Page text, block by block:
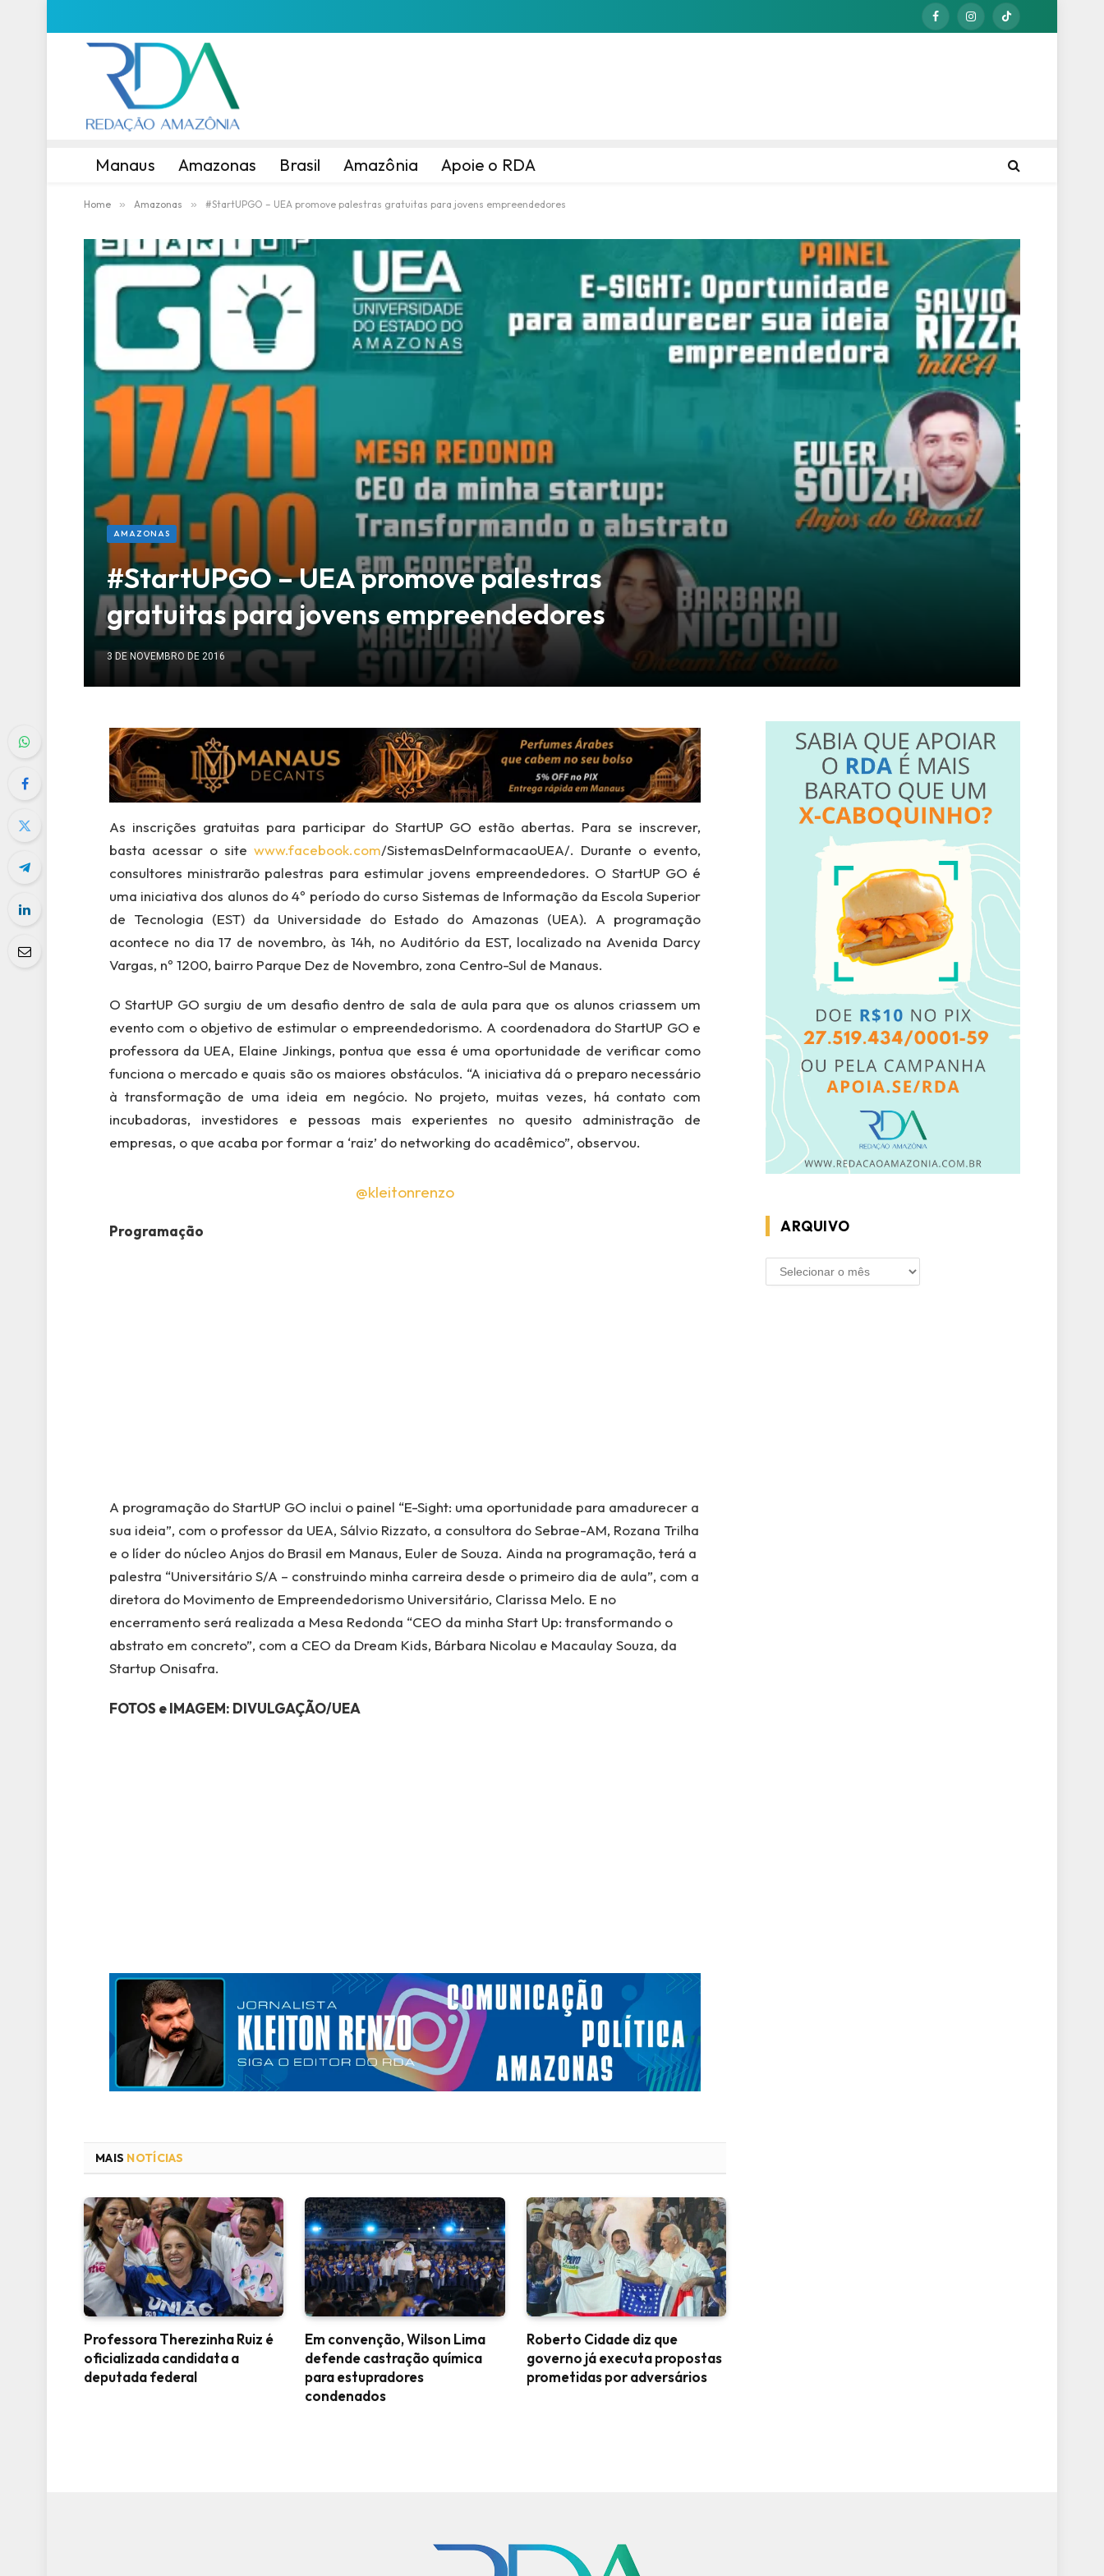
FacebookInstagramTikTok
Manaus Amazonas Brasil Amazônia Apoie o RDA
Home » Amazonas » #StartUPGO – UEA promove palestras gratuitas para jovens empreendedores
AMAZONAS
#StartUPGO – UEA promove palestras
gratuitas para jovens empreendedores
3 DE NOVEMBRO DE 2016
As inscrições gratuitas para participar do StartUP GO estão abertas. Para se inscrever,
basta acessar o sitewww.facebook.com/SistemasDeInformacaoUEA/. Durante o evento,
consultores ministrarão palestras para estimular jovens empreendedores. O StartUP GO é
uma iniciativa dos alunos do 4º período do curso Sistemas de Informação da Escola Superior
de Tecnologia (EST) da Universidade do Estado do Amazonas (UEA). A programação
acontece no dia 17 de novembro, às 14h, no Auditório da EST, localizado na Avenida Darcy
Vargas, nº 1200, bairro Parque Dez de Novembro, zona Centro-Sul de Manaus.
O StartUP GO surgiu de um desafio dentro de sala de aula para que os alunos criassem um
evento com o objetivo de estimular o empreendedorismo. A coordenadora do StartUP GO e
professora da UEA, Elaine Jinkings, pontua que essa é uma oportunidade de verificar como
funciona o mercado e quais são os maiores obstáculos. “A iniciativa dá o preparo necessário
à transformação de uma ideia em negócio. No projeto, muitas vezes, há contato com
incubadoras, investidores e pessoas mais experientes no quesito administração de
empresas, o que acaba por formar a ‘raiz’ do networking do acadêmico”, observou.
@kleitonrenzo
Programação
A programação do StartUP GO inclui o painel “E-Sight: uma oportunidade para amadurecer a
sua ideia”, com o professor da UEA, Sálvio Rizzato, a consultora do Sebrae-AM, Rozana Trilha
e o líder do núcleo Anjos do Brasil em Manaus, Euler de Souza. Ainda na programação, terá a
palestra “Universitário S/A – construindo minha carreira desde o primeiro dia de aula”, com a
diretora do Movimento de Empreendedorismo Universitário, Clarissa Melo. E no
encerramento será realizada a Mesa Redonda “CEO da minha Start Up: transformando o
abstrato em concreto”, com a CEO da Dream Kids, Bárbara Nicolau e Macaulay Souza, da
Startup Onisafra.
FOTOS e IMAGEM: DIVULGAÇÃO/UEA
MAIS NOTÍCIAS
Professora Therezinha Ruiz é
oficializada candidata a
deputada federal
Em convenção, Wilson Lima
defende castração química
para estupradores
condenados
Roberto Cidade diz que
governo já executa propostas
prometidas por adversários
ARQUIVO
ARQUIVO